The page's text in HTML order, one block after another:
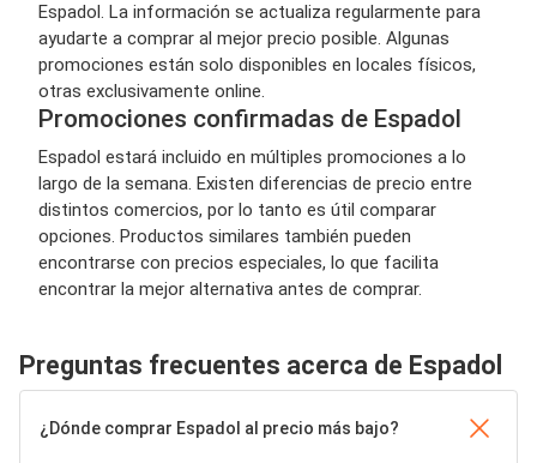
Espadol. La información se actualiza regularmente para
ayudarte a comprar al mejor precio posible. Algunas
promociones están solo disponibles en locales físicos,
otras exclusivamente online.
Promociones confirmadas de Espadol
Espadol estará incluido en múltiples promociones a lo
largo de la semana. Existen diferencias de precio entre
distintos comercios, por lo tanto es útil comparar
opciones. Productos similares también pueden
encontrarse con precios especiales, lo que facilita
encontrar la mejor alternativa antes de comprar.
Preguntas frecuentes acerca de Espadol
¿Dónde comprar Espadol al precio más bajo?